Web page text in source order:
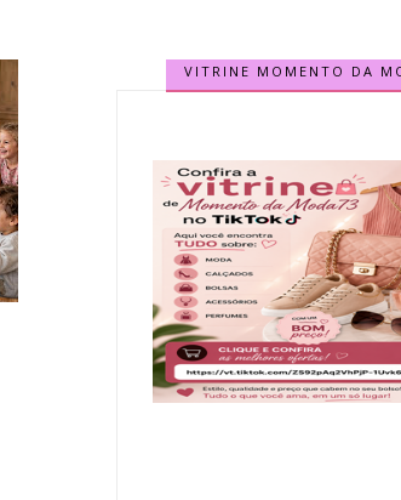
VITRINE MOMENTO DA